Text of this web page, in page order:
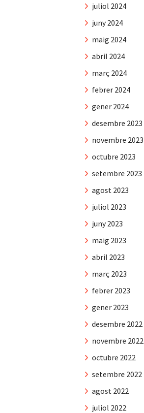
juliol 2024
juny 2024
maig 2024
abril 2024
març 2024
febrer 2024
gener 2024
desembre 2023
novembre 2023
octubre 2023
setembre 2023
agost 2023
juliol 2023
juny 2023
maig 2023
abril 2023
març 2023
febrer 2023
gener 2023
desembre 2022
novembre 2022
octubre 2022
setembre 2022
agost 2022
juliol 2022